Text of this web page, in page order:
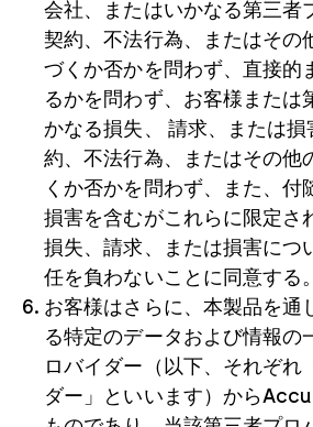
会社、またはいかなる第三者
契約、不法行為、またはその
づくか否かを問わず、直接的
るかを問わず、お客様または
かなる損失、 請求、または損
約、不法行為、またはその他
くか否かを問わず、また、付
損害を含むがこれらに限定さ
損失、請求、または損害につ
任を負わないことに同意する。
お客様はさらに、本製品を通
る特定のデータおよび情報の
ロバイダー（以下、それぞれ
ダー」といいます）から